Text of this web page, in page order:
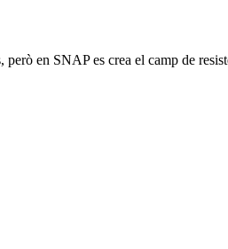
en SNAP es crea el camp de